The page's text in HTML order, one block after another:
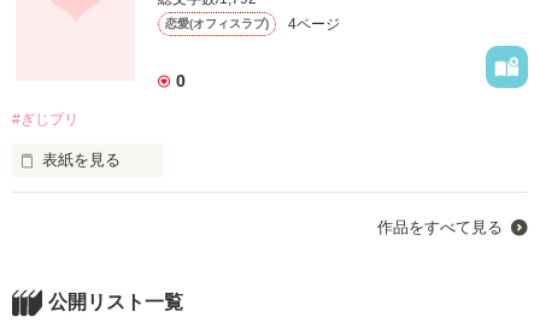
「え、何でこれ買ったの？」
「ねぇ…向日葵ちゃん？それはこう解釈して良いの？」
５人兄弟の長女、向日葵は、かなりの天然＆鈍い。
恋愛(オフィスラブ) 4ページ
0
#ぎじプリ
表紙を見る
新しい服を褒めてくれたとか
作品をすべて見る
公開リスト一覧